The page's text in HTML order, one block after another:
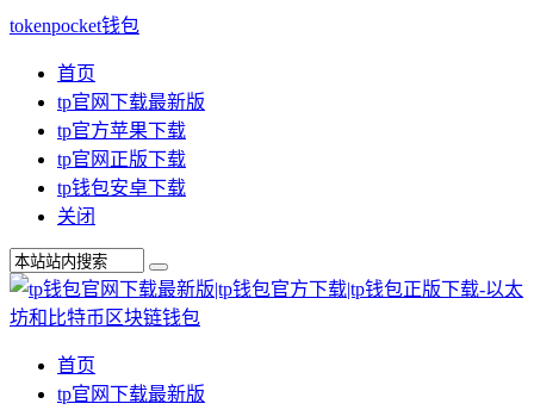
tokenpocket钱包
首页
tp官网下载最新版
tp官方苹果下载
tp官网正版下载
tp钱包安卓下载
关闭
首页
tp官网下载最新版